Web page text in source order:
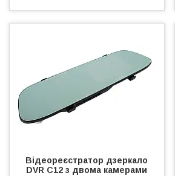
Відеореєстратор дзеркало
DVR C12 з двома камерами